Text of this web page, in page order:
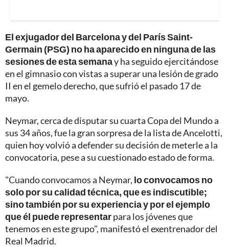
El exjugador del Barcelona y del París Saint-
Germain (PSG) no ha aparecido en ninguna de las
sesiones de esta semanay ha seguido ejercitándose
en el gimnasio con vistas a superar una lesión de grado
II en el gemelo derecho, que sufrió el pasado 17 de
mayo.
Neymar, cerca de disputar su cuarta Copa del Mundo a
sus 34 años, fue la gran sorpresa de la lista de Ancelotti,
quien hoy volvió a defender su decisión de meterle a la
convocatoria, pese a su cuestionado estado de forma.
"Cuando convocamos a Neymar, lo convocamos no
solo por su calidad técnica, que es indiscutible;
sino también por su experiencia y por el ejemplo
que él puede representarpara los jóvenes que
tenemos en este grupo", manifestó el exentrenador del
Real Madrid.